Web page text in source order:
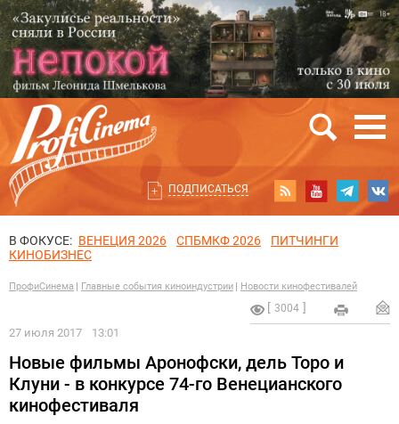
ПОДПИСАТЬСЯ
В ФОКУСЕ: ВЕНЕЦИЯ 2026 СПБМКФ 2026
ПИТЧИНГИ
КИНОБИЗНЕС
ПрофиСинема Главные события киноиндустрии Новости кинофестивалей
3004
27 июля 2017 13:01
Новые фильмы Аронофски, дель Торо и
Клуни - в конкурсе 74-го Венецианского
кинофестиваля